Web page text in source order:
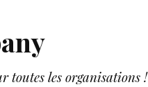
toutes les organisations !